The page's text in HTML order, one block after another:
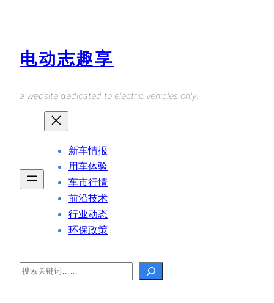
电动志趣享
a website dedicated to electric vehicles only.
新车情报
用车体验
车市行情
前沿技术
行业动态
环保政策
Search